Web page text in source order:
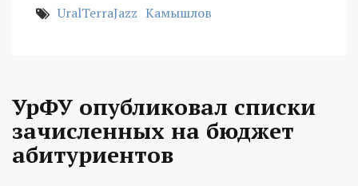
UralTerraJazz Камышлов
УрФУ опубликовал списки
зачисленных на бюджет
абитуриентов